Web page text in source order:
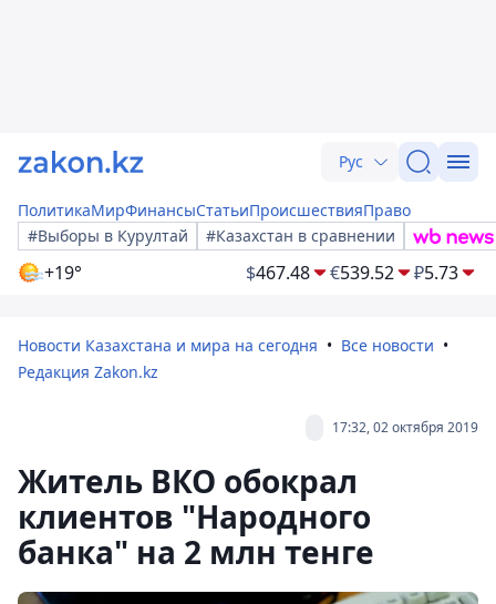
Рус
ПолитикаМирФинансыСтатьиПроисшествияПраво
#Выборы в Курултай
#Казахстан в сравнении
+19° $467.48 €539.52 ₽5.73
Новости Казахстана и мира на сегодня
Все новости
Редакция Zakon.kz
17:32, 02 октября 2019
Житель ВКО обокрал
клиентов "Народного
банка" на 2 млн тенге